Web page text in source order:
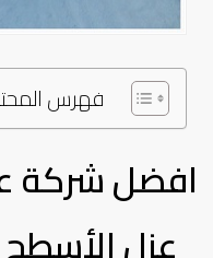
فهرس
افضل شركة